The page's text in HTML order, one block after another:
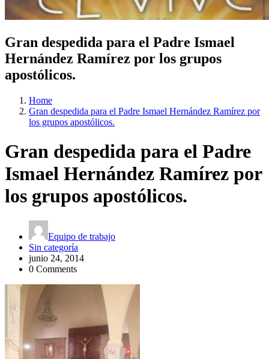
Gran despedida para el Padre Ismael
Hernández Ramírez por los grupos
apostólicos.
Home
Gran despedida para el Padre Ismael Hernández Ramírez por
los grupos apostólicos.
Gran despedida para el Padre
Ismael Hernández Ramírez por
los grupos apostólicos.
Equipo de trabajo
Sin categoría
junio 24, 2014
0 Comments